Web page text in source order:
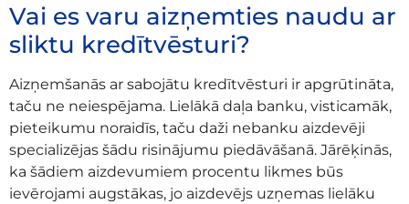
Vai es varu aizņemties naudu ar
sliktu kredītvēsturi?
Aizņemšanās ar sabojātu kredītvēsturi ir apgrūtināta,
taču ne neiespējama. Lielākā daļa banku, visticamāk,
pieteikumu noraidīs, taču daži nebanku aizdevēji
specializējas šādu risinājumu piedāvāšanā. Jārēķinās,
ka šādiem aizdevumiem procentu likmes būs
ievērojami augstākas, jo aizdevējs uzņemas lielāku